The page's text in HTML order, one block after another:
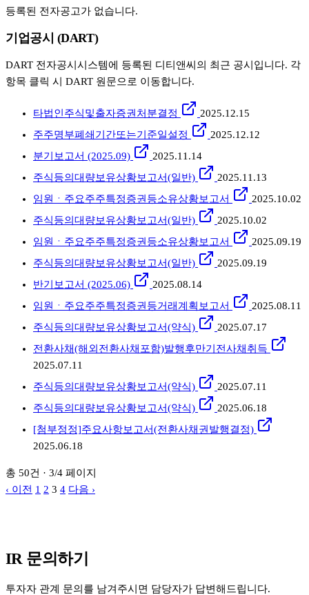
등록된 전자공고가 없습니다.
기업공시 (DART)
DART 전자공시시스템에 등록된 디티앤씨의 최근 공시입니다. 각
항목 클릭 시 DART 원문으로 이동합니다.
타법인주식및출자증권처분결정
2025.12.15
주주명부폐쇄기간또는기준일설정
2025.12.12
분기보고서 (2025.09)
2025.11.14
주식등의대량보유상황보고서(일반)
2025.11.13
임원ㆍ주요주주특정증권등소유상황보고서
2025.10.02
주식등의대량보유상황보고서(일반)
2025.10.02
임원ㆍ주요주주특정증권등소유상황보고서
2025.09.19
주식등의대량보유상황보고서(일반)
2025.09.19
반기보고서 (2025.06)
2025.08.14
임원ㆍ주요주주특정증권등거래계획보고서
2025.08.11
주식등의대량보유상황보고서(약식)
2025.07.17
전환사채(해외전환사채포함)발행후만기전사채취득
2025.07.11
주식등의대량보유상황보고서(약식)
2025.07.11
주식등의대량보유상황보고서(약식)
2025.06.18
[첨부정정]주요사항보고서(전환사채권발행결정)
2025.06.18
총 50건 · 3/4 페이지
‹ 이전 1 2 3 4 다음 ›
IR 문의하기
투자자 관계 문의를 남겨주시면 담당자가 답변해드립니다.